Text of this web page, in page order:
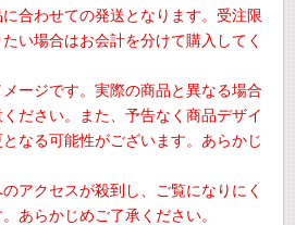
合わせての発送となります。受注限
い場合はお会計を分けて購入してく
ージです。実際の商品と異なる場合
ださい。また、予告なく商品デザイ
なる可能性がございます。あらかじ
アクセスが殺到し、ご覧になりにく
あらかじめご了承ください。